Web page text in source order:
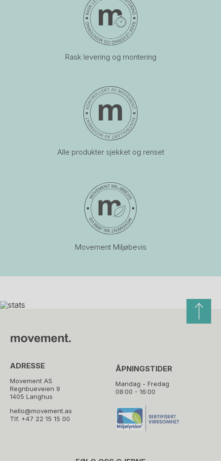
Rask levering og montering
Alle produkter sjekket og renset
Movement Miljøbevis
ADRESSE
Movement AS
Regnbueveien 9
1405 Langhus
hello@movement.as
Tlf. +47 22 15 15 00
ÅPNINGSTIDER
Mandag - Fredag
08:00 - 16:00